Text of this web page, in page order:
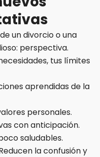
un divorcio o una
perspectiva.
tus límites
aprendidas de la
personales.
con anticipación.
saludables.
la confusión y